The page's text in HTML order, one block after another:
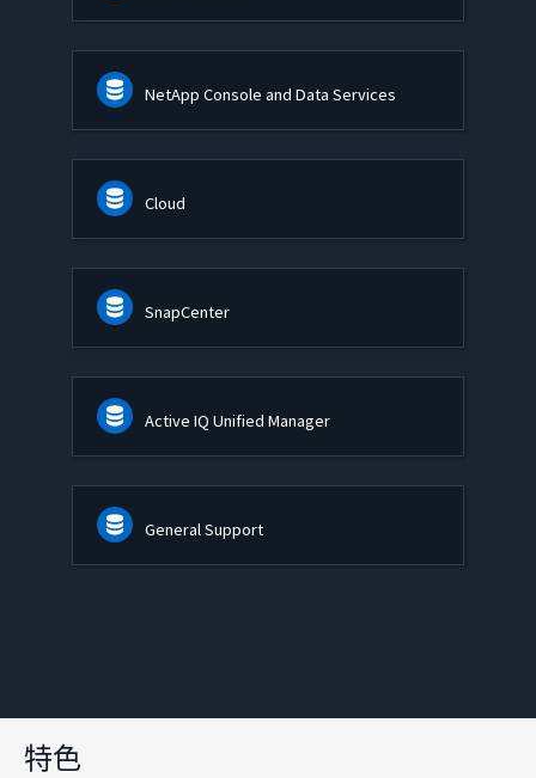
NetApp Console and Data Services
Cloud
SnapCenter
Active IQ Unified Manager
General Support
特色